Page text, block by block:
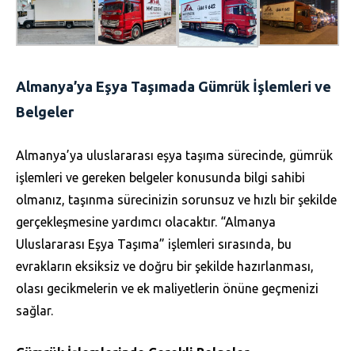
Almanya’ya Eşya Taşımada Gümrük İşlemleri ve
Belgeler
Almanya’ya uluslararası eşya taşıma sürecinde, gümrük
işlemleri ve gereken belgeler konusunda bilgi sahibi
olmanız, taşınma sürecinizin sorunsuz ve hızlı bir şekilde
gerçekleşmesine yardımcı olacaktır. “Almanya
Uluslararası Eşya Taşıma” işlemleri sırasında, bu
evrakların eksiksiz ve doğru bir şekilde hazırlanması,
olası gecikmelerin ve ek maliyetlerin önüne geçmenizi
sağlar.